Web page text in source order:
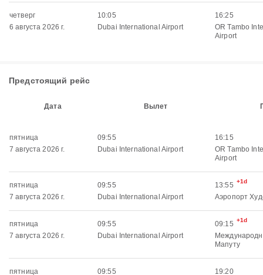
четверг
6 августа 2026 г.
10:05
Dubai International Airport
16:25
OR Tambo
Airport
Предстоящий рейс
Дата Вылет
пятница
7 августа 2026 г.
09:55
Dubai International Airport
16:15
OR Tambo
Airport
пятница
7 августа 2026 г.
09:55
Dubai International Airport
13:55 +1d
Аэропорт
пятница
7 августа 2026 г.
09:55
Dubai International Airport
09:15 +1d
Мапуту
пятница
09:55
19:20